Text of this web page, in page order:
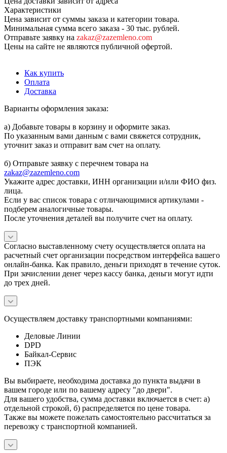
Характеристики
Цена зависит от суммы заказа и категории товара.
Минимальная сумма всего заказа - 30 тыс. рублей.
Отправьте заявку на zakaz@zazemleno.com
Цены на сайте не являются публичной офертой.
Как купить
Оплата
Доставка
Варианты оформления заказа:
а) Добавьте товары в корзину и оформите заказ.
По указанным вами данным с вами свяжется сотрудник,
уточнит заказ и отправит вам счет на оплату.
б) Отправьте заявку с перечнем товара на
zakaz@zazemleno.com
Укажите адрес доставки, ИНН организации и/или ФИО физ.
лица.
Если у вас список товара с отличающимися артикулами -
подберем аналогичные товары.
После уточнения деталей вы получите счет на оплату.
Согласно выставленному счету осуществляется оплата на
расчетный счет организации посредством интерфейса вашего
онлайн-банка. Как правило, деньги приходят в течение суток.
При зачислении денег через кассу банка, деньги могут идти
до трех дней.
Осуществляем доставку транспортными компаниями:
Деловые Линии
DPD
Байкал-Сервис
ПЭК
Вы выбираете, необходима доставка до пункта выдачи в
вашем городе или по вашему адресу "до двери".
Для вашего удобства, сумма доставки включается в счет: а)
отдельной строкой, б) распределяется по цене товара.
Также вы можете пожелать самостоятельно рассчитаться за
перевозку с транспортной компанией.